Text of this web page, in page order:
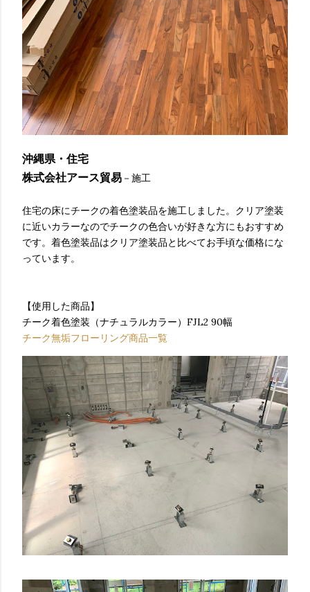
沖縄県・住宅
株式会社アース貿易 －施工
住宅の床にチークの着色塗装品を施工しました。クリア塗装
に近いカラーなのでチークの色合いが好きな方にもおすすめ
です。着色塗装品はクリア塗装品と比べてお手頃な価格にな
っています。
【使用した商品】
チーク着色塗装（ナチュラルカラー）FJL2 90幅
チーク無垢フローリング商品一覧